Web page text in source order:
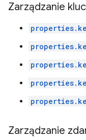
Zarządzanie
Zarządzanie